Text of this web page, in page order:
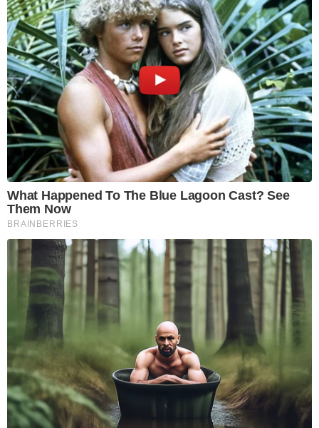
What Happened To The Blue Lagoon Cast? See
Them Now
BRAINBERRIES